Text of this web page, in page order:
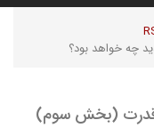
چه خواهد بود؟
قدرت (بخش سوم)